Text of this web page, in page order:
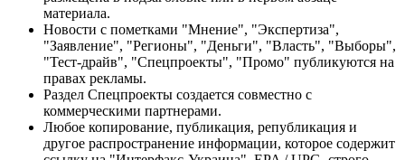
материала.
Новости с пометками "Мнение", "Экспертиза",
"Заявление", "Регионы", "Деньги", "Власть", "Выборы",
"Тест-драйв", "Спецпроекты", "Промо" публикуются на
правах рекламы.
Раздел Спецпроекты создается совместно с
коммерческими партнерами.
Любое копирование, публикация, републикация и
другое распространение информации, которое содержит